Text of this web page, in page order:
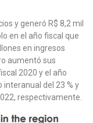
y generó R$ 8,2 mil
en el año fiscal que
en ingresos
aumentó sus
2020 y el año
del 23 % y
respectivamente.